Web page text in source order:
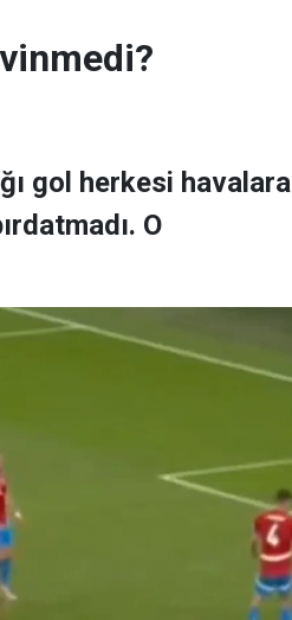
gol herkesi havalara
O